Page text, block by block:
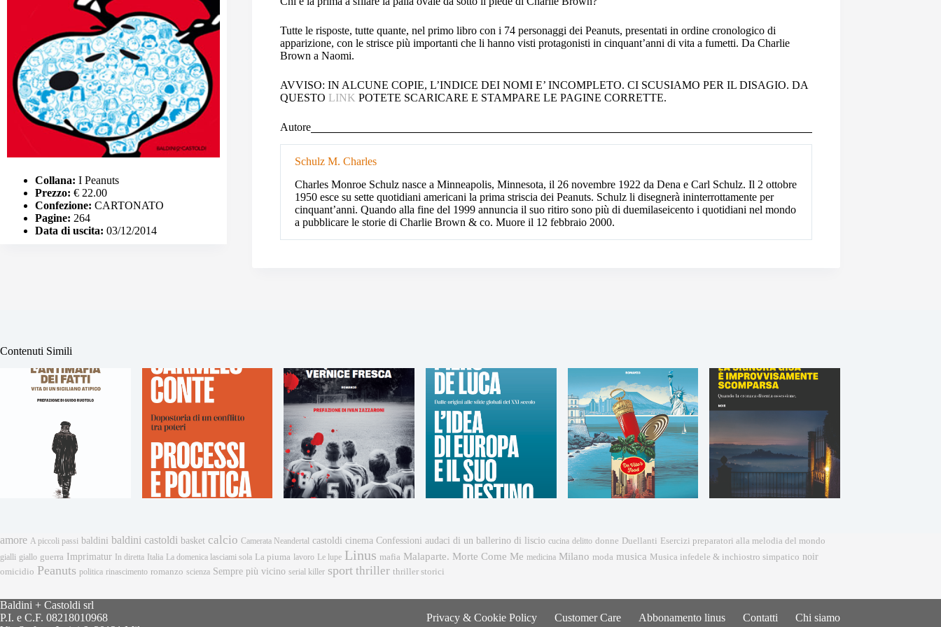
Tutte le risposte, tutte quante, nel primo libro con i 74 personaggi dei Peanuts, presentati in ordine cronologico di
apparizione, con le strisce più importanti che li hanno visti protagonisti in cinquant’anni di vita a fumetti. Da Charlie
Brown a Naomi.
AVVISO: IN ALCUNE COPIE, L’INDICE DEI NOMI E’ INCOMPLETO. CI SCUSIAMO PER IL DISAGIO. DA
QUESTO LINK POTETE SCARICARE E STAMPARE LE PAGINE CORRETTE.
Autore
Schulz M. Charles
Charles Monroe Schulz nasce a Minneapolis, Minnesota, il 26 novembre 1922 da Dena e Carl Schulz. Il 2 ottobre
1950 esce su sette quotidiani americani la prima striscia dei Peanuts. Schulz li disegnerà ininterrottamente per
cinquant’anni. Quando alla fine del 1999 annuncia il suo ritiro sono più di duemilaseicento i quotidiani nel mondo
a pubblicare le storie di Charlie Brown & co. Muore il 12 febbraio 2000.
Collana: I Peanuts
Prezzo: € 22.00
Confezione: CARTONATO
Pagine: 264
Data di uscita: 03/12/2014
Contenuti Simili
amore A piccoli passi baldini baldini castoldi basket calcio Camerata Neandertal castoldi cinema Confessioni audaci di un ballerino di liscio cucina delitto donne Duellanti Esercizi preparatori alla melodia del mondo
gialli giallo guerra Imprimatur In diretta Italia La domenica lasciami sola La piuma lavoro Le lupe Linus mafia Malaparte. Morte Come Me medicina Milano moda musica Musica infedele & inchiostro simpatico noir
omicidio Peanuts politica rinascimento romanzo scienza Sempre più vicino serial killer sport thriller thriller storici
Baldini + Castoldi srl
P.I. e C.F. 08218010968
Privacy & Cookie Policy Customer Care Abbonamento linus Contatti Chi siamo